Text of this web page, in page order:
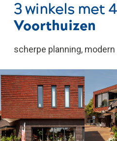
3 winkels met
Voorthuizen
scherpe planning,